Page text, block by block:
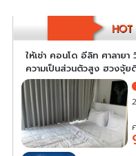
ให้เช่า คอนโด อีลิท ศาลาย
ความเป็นส่วนตัวสูง ฮวงจุ้ย